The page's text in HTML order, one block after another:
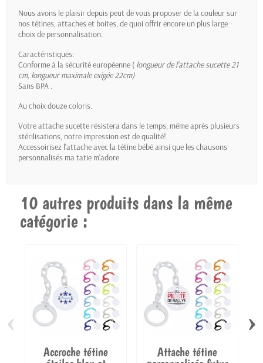
Nous avons le plaisir depuis peut de vous proposer de la couleur sur
nos tétines, attaches et boites, de quoi offrir encore un plus large
choix de personnalisation.
Caractéristiques:
Conforme à la sécurité européenne ( longueur de l'attache sucette 21
cm, longueur maximale exigée 22cm)
Sans BPA .
Au choix douze coloris.
Votre attache sucette résistera dans le temps, même après plusieurs
stérilisations, notre impression est de qualité!
Accessoirisez l'attache avec latétine bébéainsi que leschausons
personnalisés ma tatie m'adore
10 autres produits dans la même
catégorie :
Accroche tétine
Attache tétine
‹ ›